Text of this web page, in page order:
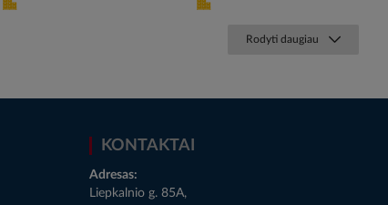
Rodyti daugiau
KONTAKTAI
Adresas:
Liepkalnio g. 85A,